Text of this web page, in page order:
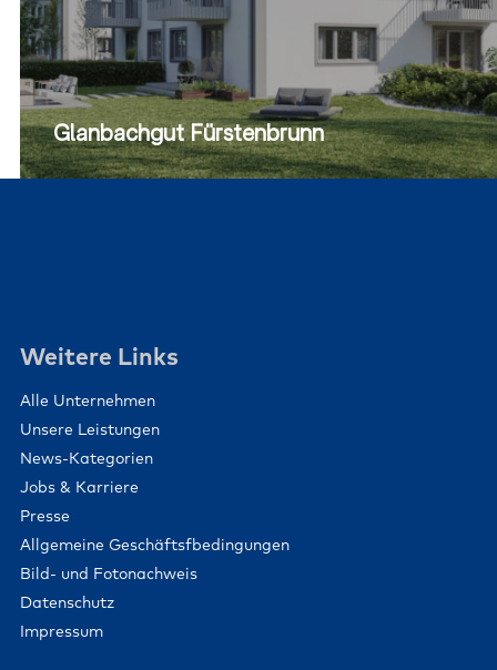
Glanbachgut Fürstenbrunn
Weitere Links
Alle Unternehmen
Unsere Leistungen
News-Kategorien
Jobs & Karriere
Presse
Allgemeine Geschäftsfbedingungen
Bild- und Fotonachweis
Datenschutz
Impressum